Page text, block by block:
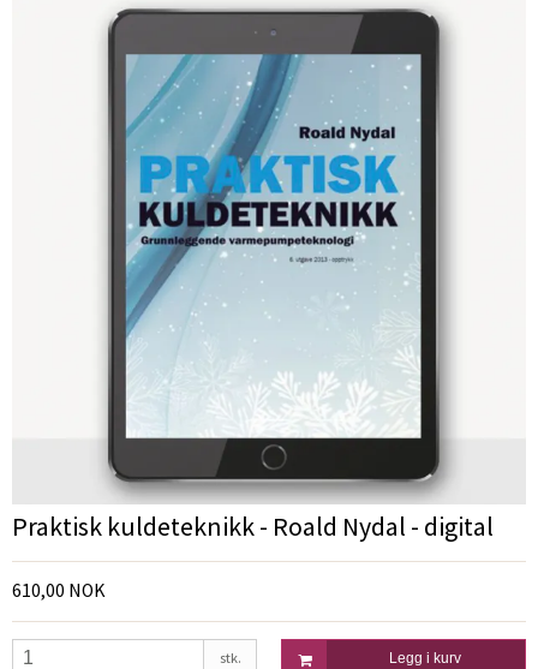
Praktisk kuldeteknikk - Roald Nydal - digital
610,00 NOK
stk. Legg i kurv